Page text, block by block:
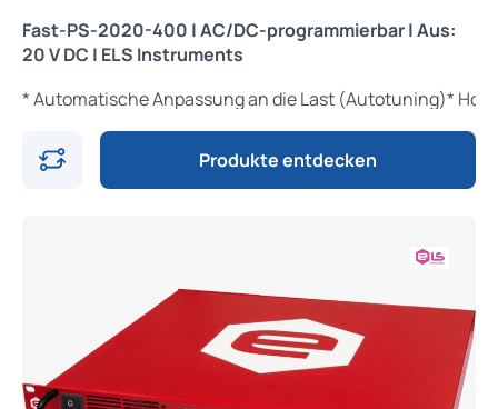
Fast-PS-2020-400 | AC/DC-programmierbar | Aus:
20 V DC | ELS Instruments
* Automatische Anpassung an die Last (Autotuning)*
Produkte entdecken